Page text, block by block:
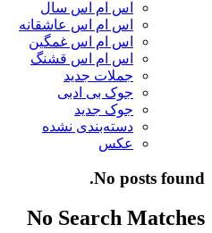
اس ام اس سال
اس ام اس عاشقانه
اس ام اس غمگین
اس ام اس قشنگ
جملات جدید
جوک بی ادبی
جوک جدید
دسته‌بندی نشده
عکس
No posts found.
No Search Matches